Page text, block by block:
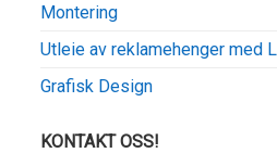
Montering
Utleie av reklamehenger med
Grafisk Design
KONTAKT OSS!